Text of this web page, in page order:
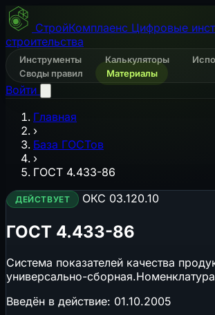
СтройКомплаенс Цифровые
строительства
Инструменты Калькуляторы
Своды правил
Материалы
Войти
Главная
›
База ГОСТов
›
ГОСТ 4.433-86
ДЕЙСТВУЕТ ОКС 03.120.10
ГОСТ 4.433-86
Система показателей качества
универсально-
Введён в действие: 01.10.2005